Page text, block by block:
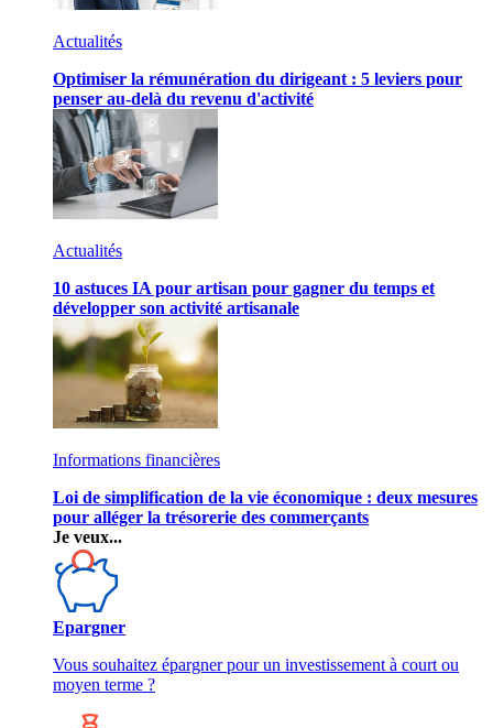
Actualités
Optimiser la rémunération du dirigeant : 5 leviers pour
penser au-delà du revenu d'activité
Actualités
10 astuces IA pour artisan pour gagner du temps et
développer son activité artisanale
Informations financières
Loi de simplification de la vie économique : deux mesures
pour alléger la trésorerie des commerçants
Je veux...
Epargner
Vous souhaitez épargner pour un investissement à court ou
moyen terme ?